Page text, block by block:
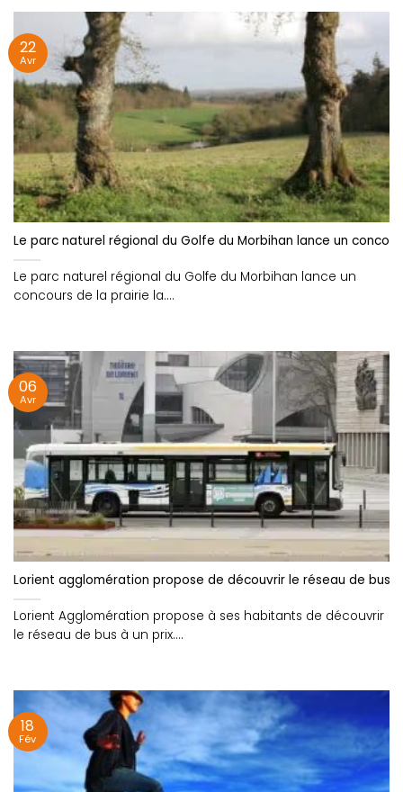
Le parc naturel régional du Golfe du Morbihan lance un
Le parc naturel régional du Golfe du Morbihan lance un
concours de la prairie la....
22
Avr
Lorient agglomération propose de découvrir le réseau de bus
Lorient Agglomération propose à ses habitants de découvrir
le réseau de bus à un prix....
06
Avr
18
Fév